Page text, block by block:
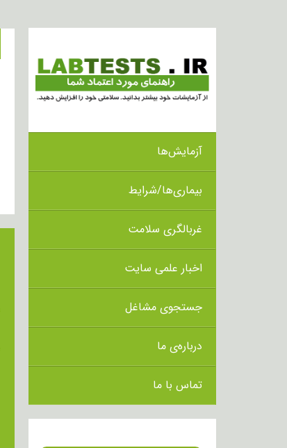
آزمایش‌ها
بیماری‌ها/شرایط
غربالگری سلامت
اخبار علمی سایت
جستجوی مشاغل
درباره‌ی ما
تماس با ما